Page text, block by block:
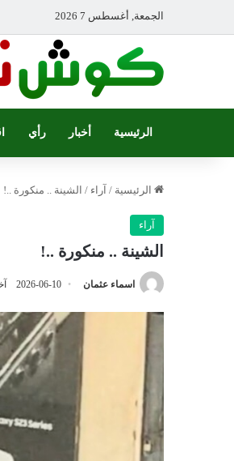
الجمعة, أغسطس 7 2026
الرئيسية أخبار رأي
الرئيسية / آراء / الشينة .. منكورة ..!
آراء
الشينة .. منكورة ..!
اسماء عثمان 2026-06-10